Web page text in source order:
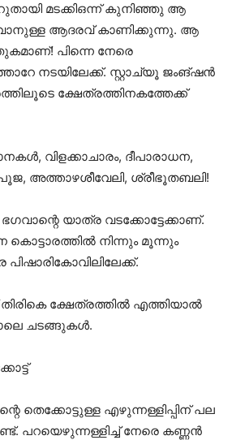
മടക്കിഒന്ന് കുനിഞ്ഞു ആ
ആദരവ് കാണിക്കുന്നു. ആ
പിന്നെ നേരെ
നടയിലേക്ക്. സ്റ്റാച്യൂ ജംങ്ഷൻ
ക്ഷേത്രത്തിനകത്തേക്ക്
വിളക്കാചാരം, ദീപാരാധന,
അത്താഴശീവേലി, ശ്രീഭൂതബലി!
യാത്ര വടക്കോട്ടേക്കാണ്.
നിന്നും മൂന്നും
തിരികെ ക്ഷേത്രത്തിൽ എത്തിയാൽ
ചടങ്ങുകൾ.
തെക്കോട്ടുള്ള എഴുന്നള്ളിപ്പിന് പല
പറയെഴുന്നള്ളിച്ച് നേരെ കണ്ണൻ